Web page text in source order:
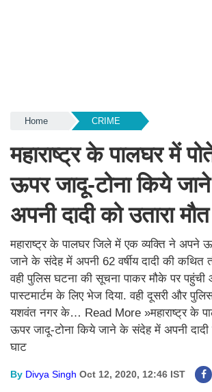
Home CRIME
महाराष्ट्र के पालघर में
ऊपर जादू-टोना किये
अपनी दादी को उतारा
महाराष्ट्र के पालघर जिले में एक व्यक्ति ने अपने
जाने के संदेह में अपनी 62 वर्षीय दादी की कथित
वही पुलिस घटना की सूचना पाकर मौके पर
पास्टमार्टम के लिए भेज दिया. वही दूसरी और
यशवंत नगर के… Read More »महाराष्ट्र के
ऊपर जादू-टोना किये जाने के संदेह में अपनी दादी
घाट
By Divya Singh Oct 12, 2020, 12:46 IST